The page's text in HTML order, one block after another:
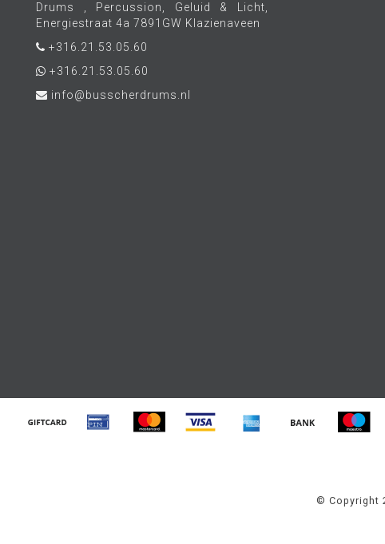
Drums , Percussion, Geluid & Licht,
Energiestraat 4a 7891GW Klazienaveen
+316.21.53.05.60
+316.21.53.05.60
info@busscherdrums.nl
© Copyright